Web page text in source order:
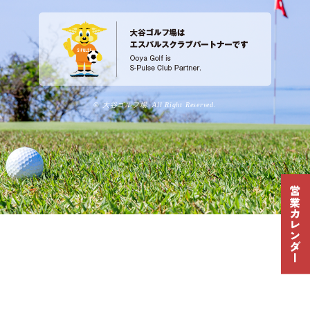
© 大谷ゴルフ場. All Right Reserved.